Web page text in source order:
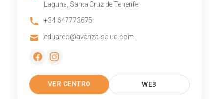
Laguna, Santa Cruz de Tenerife
+34 647773675
eduardo@avanza-salud.com
VER CENTRO WEB